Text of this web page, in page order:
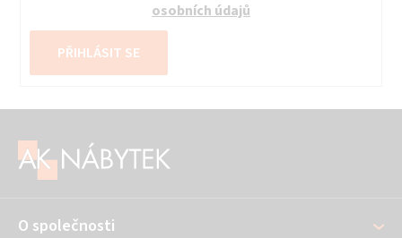
osobních údajů
PŘIHLÁSIT SE
O společnosti